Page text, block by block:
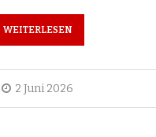
WEITERLESEN
2 Juni 2026